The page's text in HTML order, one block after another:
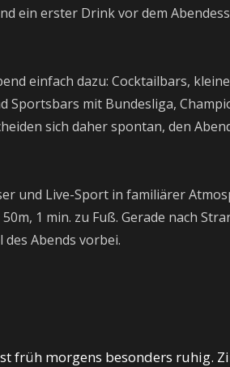
ein erster Drink vor dem
einfach dazu: Cocktailbars,
Sportsbars mit Bundesliga,
sich daher spontan, den
und Live-Sport in familiärer
1 min. zu Fuß. Gerade nach
Abends vorbei.
früh morgens besonders ruhig.